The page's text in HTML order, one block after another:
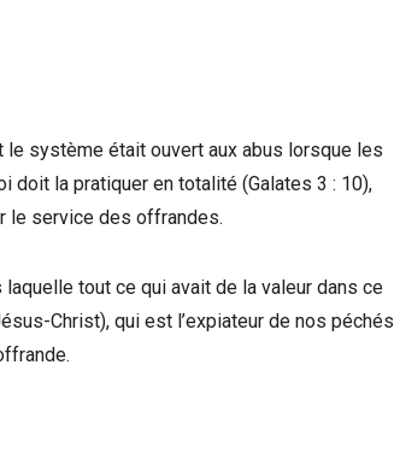
le système était ouvert aux abus lorsque les
doit la pratiquer en totalité (Galates 3 : 10),
le service des offrandes.
tout ce qui avait de la valeur dans ce
Christ), qui est l’expiateur de nos péchés